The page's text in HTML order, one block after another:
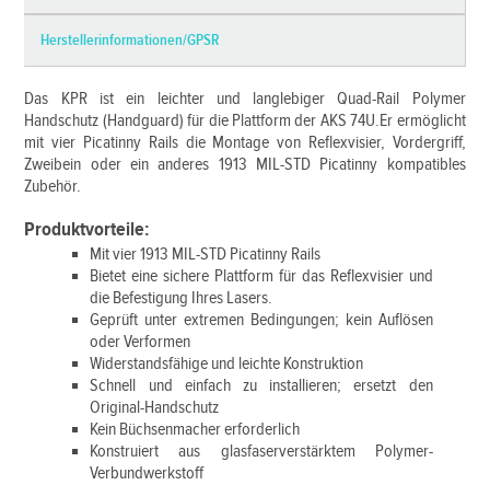
Herstellerinformationen/GPSR
Das KPR ist ein leichter und langlebiger Quad-Rail Polymer
Handschutz (Handguard) für die Plattform der AKS 74U.Er ermöglicht
mit vier Picatinny Rails die Montage von Reflexvisier, Vordergriff,
Zweibein oder ein anderes 1913 MIL-STD Picatinny kompatibles
Zubehör.
Produktvorteile:
Mit vier 1913 MIL-STD Picatinny Rails
Bietet eine sichere Plattform für das Reflexvisier und
die Befestigung Ihres Lasers.
Geprüft unter extremen Bedingungen; kein Auflösen
oder Verformen
Widerstandsfähige und leichte Konstruktion
Schnell und einfach zu installieren; ersetzt den
Original-Handschutz
Kein Büchsenmacher erforderlich
Konstruiert aus glasfaserverstärktem Polymer-
Verbundwerkstoff